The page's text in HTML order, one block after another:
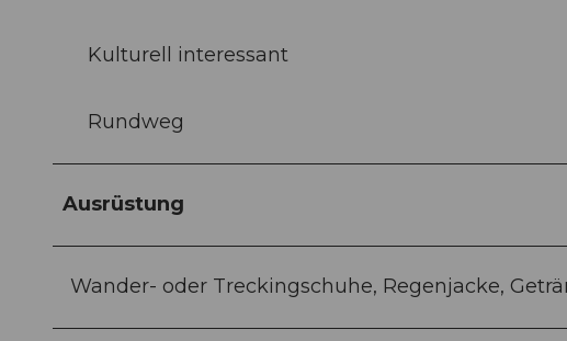
Kulturell interessant
Rundweg
Ausrüstung
Wander- oder Treckingschuhe, Regenjacke,